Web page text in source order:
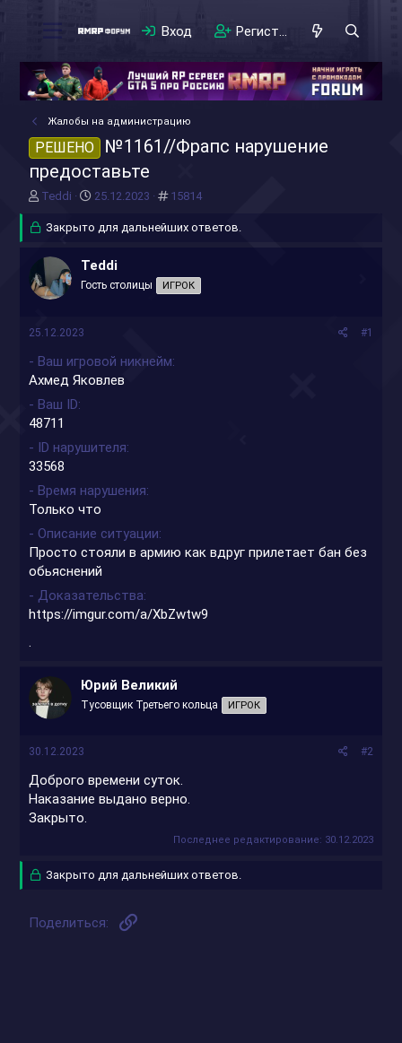
Вход Регистрация
Жалобы на администрацию
РЕШЕНО
№1161//Фрапс нарушение
предоставьте
А
т
р
т
е
Teddi
Д
т
н
ч
25.12.2023 #15814
Закрыто для дальнейших ответов.
Teddi
Гость столицы ИГРОК
25.12.2023 #1
- Ваш игровой никнейм
Ахмед Яковлев
- Ваш ID
48711
- ID нарушителя
33568
- Время нарушения
Только что
- Описание ситуации
Просто стояли в армию как вдруг прилетает бан без
обьяснений
- Доказательства
https://imgur.com/a/XbZwtw9
.
Юрий Великий
Тусовщик Третьего кольца ИГРОК
30.12.2023 #2
Доброго времени суток.
Наказание выдано верно.
Закрыто.
Последнее редактирование: 30.12.2023
Закрыто для дальнейших ответов.
Поделиться: